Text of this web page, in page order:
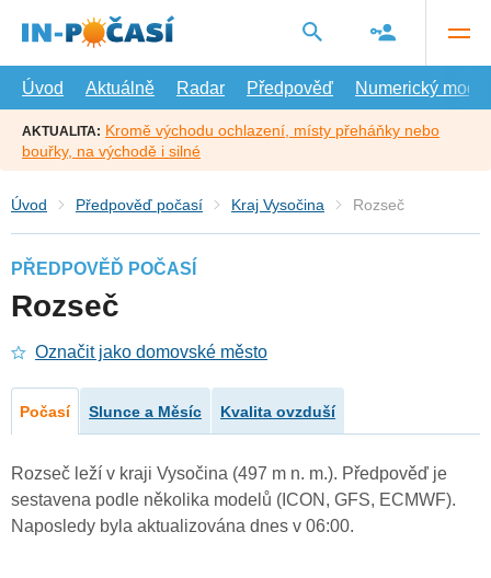
hlavní
Úvod
Aktuálně Radar Předpověď Numerický model
AKTUALITA: Kromě východu ochlazení, místy přeháňky nebo
bouřky, na východě i silné
Úvod Předpověď počasí Kraj Vysočina Rozseč
PŘEDPOVĚĎ POČASÍ
Rozseč
Označit jako domovské město
Počasí Slunce a Měsíc Kvalita ovzduší
Rozseč leží v kraji Vysočina (497 m n. m.). Předpověď je
sestavena podle několika modelů (ICON, GFS, ECMWF).
Naposledy byla aktualizována dnes v 06:00.